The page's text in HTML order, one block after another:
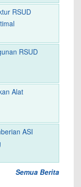
RSUD
RSUD
Alat
ASI
Semua Berita